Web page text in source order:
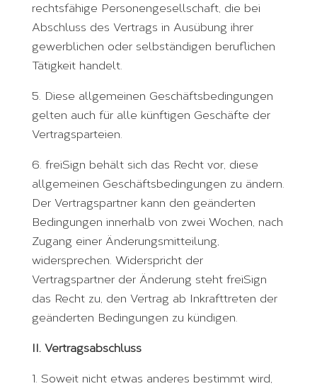
rechtsfähige Personengesellschaft, die bei
Abschluss des Vertrags in Ausübung ihrer
gewerblichen oder selbständigen beruflichen
Tätigkeit handelt.
5. Diese allgemeinen Geschäftsbedingungen
gelten auch für alle künftigen Geschäfte der
Vertragsparteien.
6. freiSign behält sich das Recht vor, diese
allgemeinen Geschäftsbedingungen zu ändern.
Der Vertragspartner kann den geänderten
Bedingungen innerhalb von zwei Wochen, nach
Zugang einer Änderungsmitteilung,
widersprechen. Widerspricht der
Vertragspartner der Änderung steht freiSign
das Recht zu, den Vertrag ab Inkrafttreten der
geänderten Bedingungen zu kündigen.
II. Vertragsabschluss
1. Soweit nicht etwas anderes bestimmt wird,